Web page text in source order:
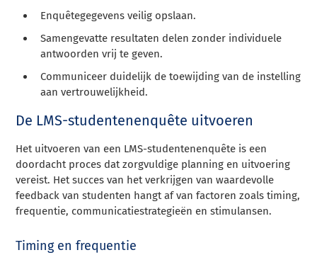
Enquêtegegevens veilig opslaan.
Samengevatte resultaten delen zonder individuele
antwoorden vrij te geven.
Communiceer duidelijk de toewijding van de instelling
aan vertrouwelijkheid.
De LMS-studentenenquête uitvoeren
Het uitvoeren van een LMS-studentenenquête is een
doordacht proces dat zorgvuldige planning en uitvoering
vereist. Het succes van het verkrijgen van waardevolle
feedback van studenten hangt af van factoren zoals timing,
frequentie, communicatiestrategieën en stimulansen.
Timing en frequentie